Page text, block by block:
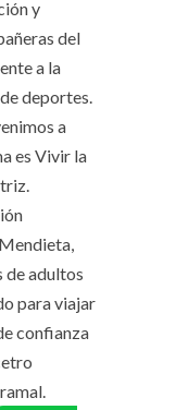
y
del
a la
deportes.
a
es Vivir la
de adultos
para viajar
confianza